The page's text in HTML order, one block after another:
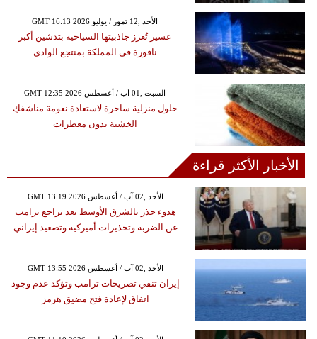
GMT 16:13 2026 الأحد ,12 تموز / يوليو
عسير تُعزز جاذبيتها السياحية بتدشين أكبر
نافورة في المملكة بمنتجع الوادي
GMT 12:35 2026 السبت ,01 آب / أغسطس
حلول منزلية ساحرة لاستعادة نعومة مناشفكِ
الخشنة بدون معطرات
الأخبار الأكثر قراءة
GMT 13:19 2026 الأحد ,02 آب / أغسطس
هدوء حذر بالشرق الأوسط بعد تراجع ترامب
عن الضربة وتحذيرات أميركية وتصعيد إيراني
GMT 13:55 2026 الأحد ,02 آب / أغسطس
إيران تنفي تصريحات ترامب وتؤكد عدم وجود
اتفاق لإعادة فتح مضيق هرمز